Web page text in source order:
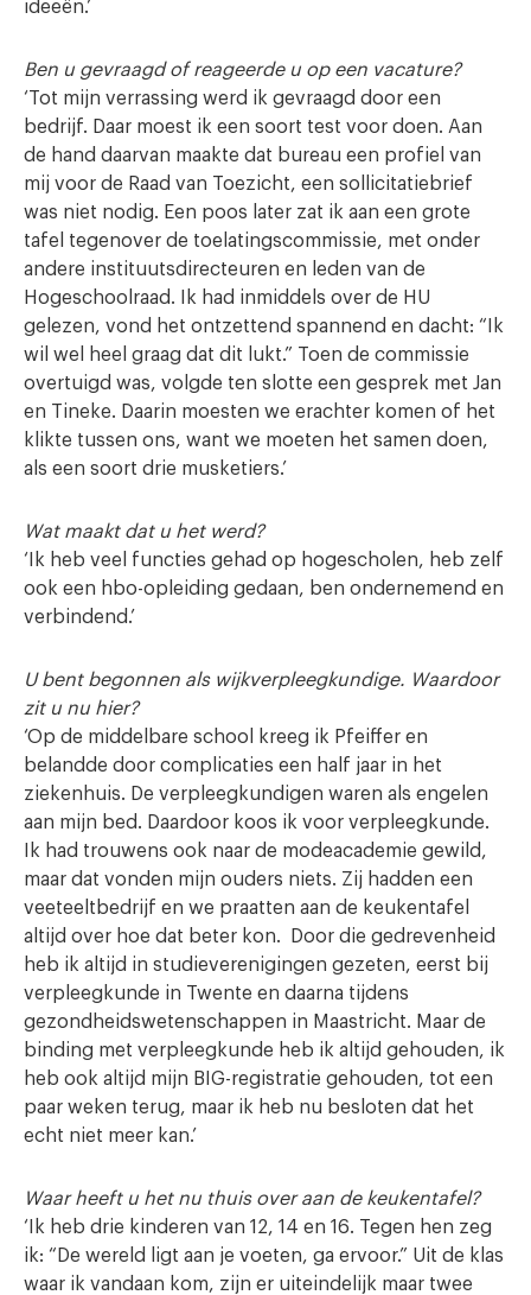
ideeën.’
Ben u gevraagd of reageerde u op een vacature?
‘Tot mijn verrassing werd ik gevraagd door een
bedrijf. Daar moest ik een soort test voor doen. Aan
de hand daarvan maakte dat bureau een profiel van
mij voor de Raad van Toezicht, een sollicitatiebrief
was niet nodig. Een poos later zat ik aan een grote
tafel tegenover de toelatingscommissie, met onder
andere instituutsdirecteuren en leden van de
Hogeschoolraad. Ik had inmiddels over de HU
gelezen, vond het ontzettend spannend en dacht: “Ik
wil wel heel graag dat dit lukt.” Toen de commissie
overtuigd was, volgde ten slotte een gesprek met Jan
en Tineke. Daarin moesten we erachter komen of het
klikte tussen ons, want we moeten het samen doen,
als een soort drie musketiers.’
Wat maakt dat u het werd?
‘Ik heb veel functies gehad op hogescholen, heb zelf
ook een hbo-opleiding gedaan, ben ondernemend en
verbindend.’
U bent begonnen als wijkverpleegkundige. Waardoor
zit u nu hier?
‘Op de middelbare school kreeg ik Pfeiffer en
belandde door complicaties een half jaar in het
ziekenhuis. De verpleegkundigen waren als engelen
aan mijn bed. Daardoor koos ik voor verpleegkunde.
Ik had trouwens ook naar de modeacademie gewild,
maar dat vonden mijn ouders niets. Zij hadden een
veeteeltbedrijf en we praatten aan de keukentafel
altijd over hoe dat beter kon. Door die gedrevenheid
heb ik altijd in studieverenigingen gezeten, eerst bij
verpleegkunde in Twente en daarna tijdens
gezondheidswetenschappen in Maastricht. Maar de
binding met verpleegkunde heb ik altijd gehouden, ik
heb ook altijd mijn BIG-registratie gehouden, tot een
paar weken terug, maar ik heb nu besloten dat het
echt niet meer kan.’
Waar heeft u het nu thuis over aan de keukentafel?
‘Ik heb drie kinderen van 12, 14 en 16. Tegen hen zeg
ik: “De wereld ligt aan je voeten, ga ervoor.” Uit de klas
waar ik vandaan kom, zijn er uiteindelijk maar twee